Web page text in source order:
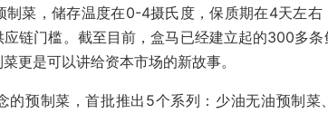
制菜，储存温度在0-4摄氏度，保质期在4天左右
链门槛。截至目前，盒马已经建立起的300多
更是可以讲给资本市场的新故事。
的预制菜，首批推出5个系列：少油无油预制菜